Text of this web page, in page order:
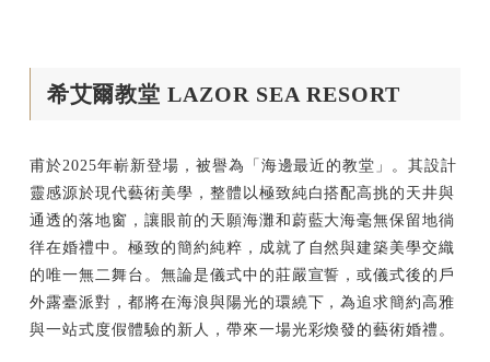
希艾爾教堂 LAZOR SEA RESORT
甫於2025年嶄新登場，被譽為「海邊最近的教堂」。其設計
靈感源於現代藝術美學，整體以極致純白搭配高挑的天井與
通透的落地窗，讓眼前的天願海灘和蔚藍大海毫無保留地徜
徉在婚禮中。極致的簡約純粹，成就了自然與建築美學交織
的唯一無二舞台。無論是儀式中的莊嚴宣誓，或儀式後的戶
外露臺派對，都將在海浪與陽光的環繞下，為追求簡約高雅
與一站式度假體驗的新人，帶來一場光彩煥發的藝術婚禮。